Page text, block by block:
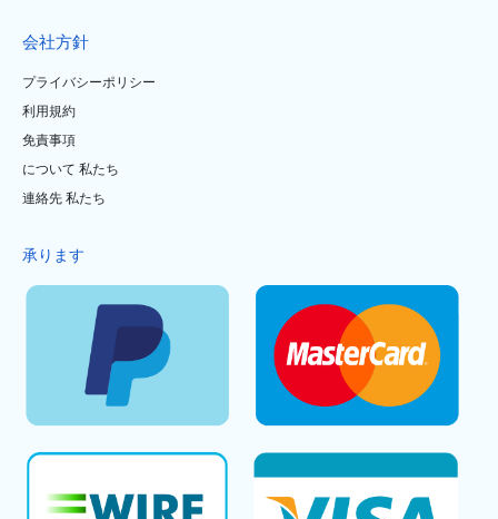
会社方針
プライバシーポリシー
利用規約
免責事項
について 私たち
連絡先 私たち
承ります